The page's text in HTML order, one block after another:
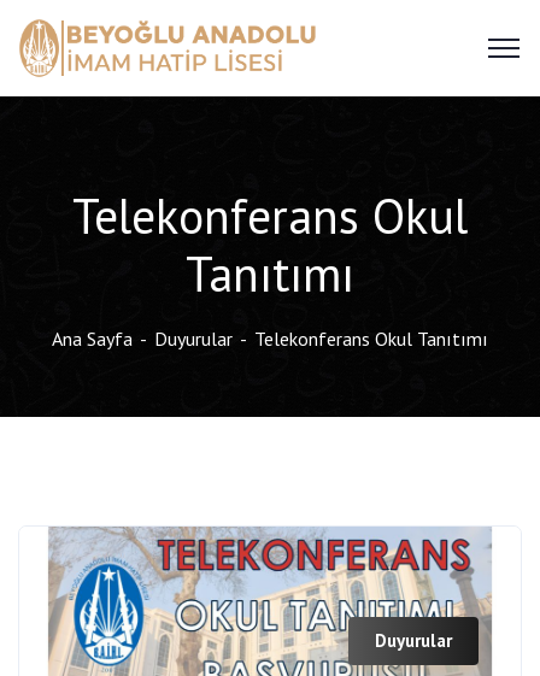
Telekonferans Okul
Tanıtımı
Ana Sayfa Duyurular Telekonferans Okul Tanıtımı
Duyurular